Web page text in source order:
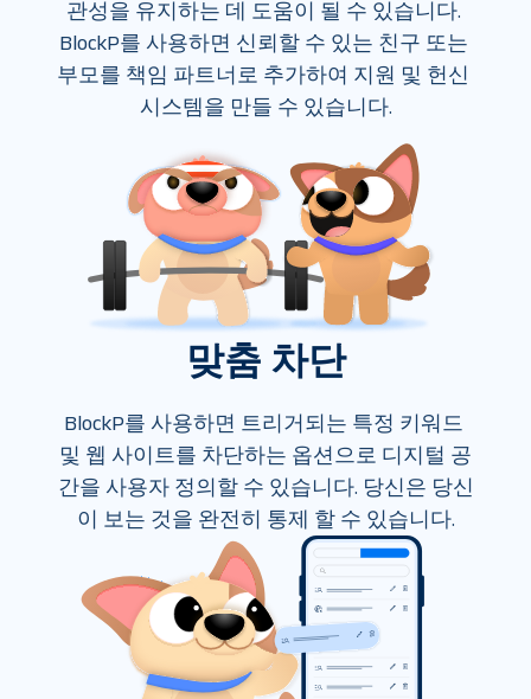
관성을 유지하는 데 도움이 될 수 있습니다.
BlockP를 사용하면 신뢰할 수 있는 친구 또는
부모를 책임 파트너로 추가하여 지원 및 헌신
시스템을 만들 수 있습니다.
맞춤 차단
BlockP를 사용하면 트리거되는 특정 키워드
및 웹 사이트를 차단하는 옵션으로 디지털 공
간을 사용자 정의할 수 있습니다. 당신은 당신
이 보는 것을 완전히 통제 할 수 있습니다.